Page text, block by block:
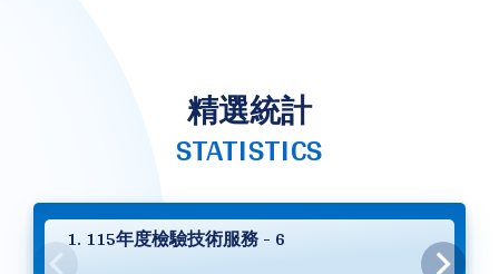
精選統計
STATISTICS
1. 115年度檢驗技術服務 - 6